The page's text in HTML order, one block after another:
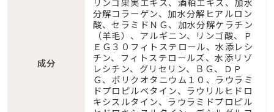
成分
分解コラーゲン、加水分解ヒアルロン
酸、セラミドＮＧ、加水分解ケラチン
（羊毛）、アルギニン、リンゴ酸、Ｐ
ＥＧ３０フィトステロール、水添レシ
チン、フィトステロールズ、水添リゾ
レシチン、グリセリン、ＢＧ、ＤＰ
Ｇ、ポリクオタニウム１０、ラウラミ
ドプロピルベタイン、ラウリルヒドロ
キシスルタイン、ラウラミドプロピル